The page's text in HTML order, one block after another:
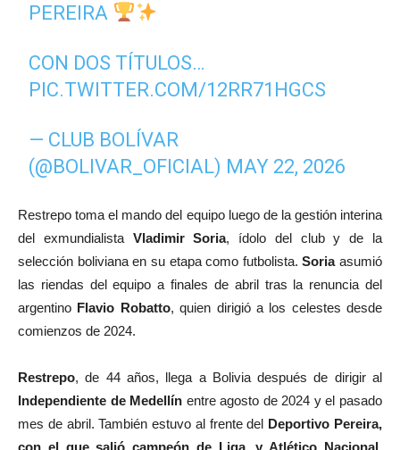
PEREIRA
CON DOS TÍTULOS…
PIC.TWITTER.COM/12RR71HGCS
— CLUB BOLÍVAR
(@BOLIVAR_OFICIAL) MAY 22, 2026
Restrepo toma el mando del equipo luego de la gestión interina
del exmundialista Vladimir Soria, ídolo del club y de la
selección boliviana en su etapa como futbolista.Soriaasumió
las riendas del equipo a finales de abril tras la renuncia del
argentino Flavio Robatto, quien dirigió a los celestes desde
comienzos de 2024.
Restrepo, de 44 años, llega a Bolivia después de dirigir al
Independiente de Medellín entre agosto de 2024 y el pasado
mes de abril. También estuvo al frente del Deportivo Pereira,
con el que salió campeón de Liga, y Atlético Nacional